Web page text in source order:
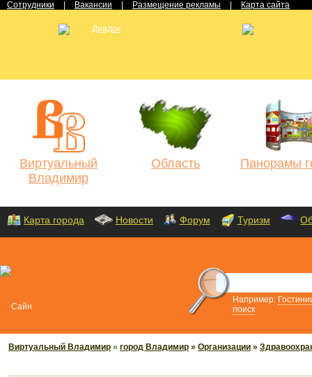
Сотрудники Вакансии Размещение рекламы Карта сайта
Виртуальный
Владимир
Область Панорамы
Карта города Новости Форум Туризм
Например:
поиск
Виртуальный Владимир » город Владимир » Организации »